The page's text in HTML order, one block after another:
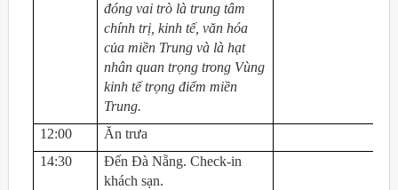
đóng vai trò là trung tâm
chính trị, kinh tế, văn hóa
của miền Trung và là hạt
nhân quan trọng trong Vùng
kinh tế trọng điểm miền
Trung.
12:00
Ăn trưa
14:30
Đến Đà Nẵng. Check-in
khách sạn.